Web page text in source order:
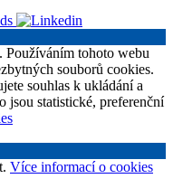
Používáním tohoto webu
souborů cookies.
souhlas k ukládání a
jsou statistické, preferenční
Více informací o cookies